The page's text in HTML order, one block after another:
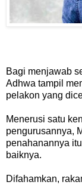
Bagi menjawab
Adhwa tampil
pelakon yang
Menerusi satu
pengurusannya,
penahanannya
baiknya.
Difahamkan,